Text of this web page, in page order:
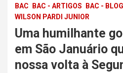
BAC BAC - ARTIGOS
BAC -
WILSON PARDI JUNIOR
Uma humilhante
em São Januário
nossa volta à